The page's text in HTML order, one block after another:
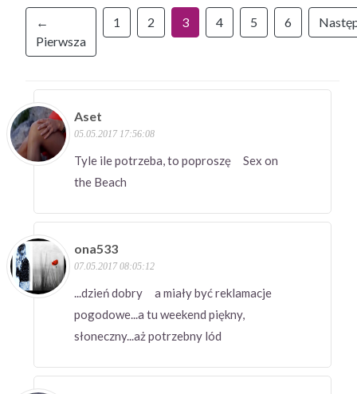
←
Pierwsza
1 2 3 4 5 6
Aset
05.05.2017 17:56:08
Tyle ile potrzeba, to poproszę Sex on
the Beach
ona533
07.05.2017 08:05:12
...dzień dobry a miały być reklamacje
pogodowe...a tu weekend piękny,
słoneczny...aż potrzebny lód